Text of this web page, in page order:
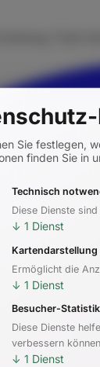
Sie festlegen,
finden Sie in
Technisch
Diese Dienste
↓ 1 Dienst
Kartendarstellung
Ermöglicht die
↓ 1 Dienst
Besucher-
Diese Dienste
verbessern
↓ 1 Dienst